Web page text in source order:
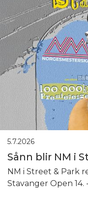
5.7.2026
Sånn blir NM i
NM i Street & Park
Stavanger Open 14.